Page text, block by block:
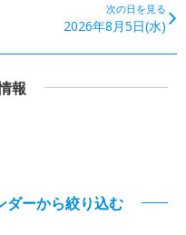
次の日を見る
2026年8月5日(水)
報
ダーから絞り込む